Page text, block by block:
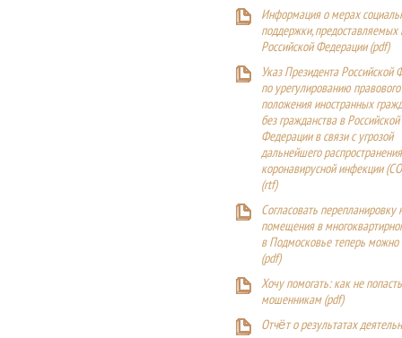
Информация о мерах
поддержки,
Российской Федерации (pdf)
Указ Президента Российской
по урегулированию правового
положения иностранных
без гражданства в Российской
Федерации в связи с угрозой
дальнейшего
коронавирусной инфекции
(rtf)
Согласовать перепланировку
помещения в
в Подмосковье теперь можно
(pdf)
Хочу помогать: как не
мошенникам (pdf)
Отчёт о результатах